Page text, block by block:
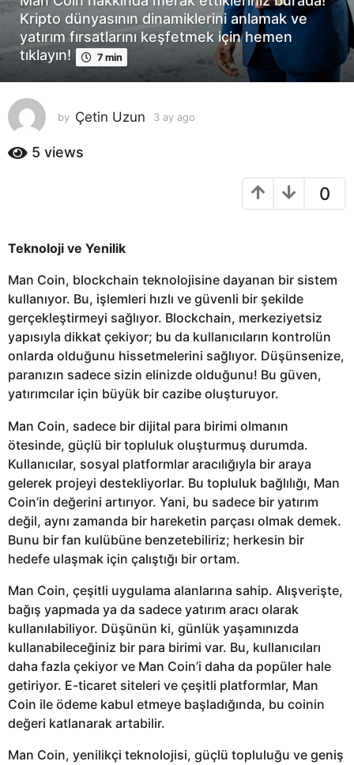
a
g
o
3
a
y
a
o
Kripto dünyasının dinamiklerini anlamak ve
yatırım fırsatlarını keşfetmek için hemen
tıklayın!
7 min
by Çetin Uzun 3 ay ago
5 views
0
Teknoloji ve Yenilik
Man Coin, blockchain teknolojisine dayanan bir sistem
kullanıyor. Bu, işlemleri hızlı ve güvenli bir şekilde
gerçekleştirmeyi sağlıyor. Blockchain, merkeziyetsiz
yapısıyla dikkat çekiyor; bu da kullanıcıların kontrolün
onlarda olduğunu hissetmelerini sağlıyor. Düşünsenize,
paranızın sadece sizin elinizde olduğunu! Bu güven,
yatırımcılar için büyük bir cazibe oluşturuyor.
Man Coin, sadece bir dijital para birimi olmanın
ötesinde, güçlü bir topluluk oluşturmuş durumda.
Kullanıcılar, sosyal platformlar aracılığıyla bir araya
gelerek projeyi destekliyorlar. Bu topluluk bağlılığı, Man
Coin’in değerini artırıyor. Yani, bu sadece bir yatırım
değil, aynı zamanda bir hareketin parçası olmak demek.
Bunu bir fan kulübüne benzetebiliriz; herkesin bir
hedefe ulaşmak için çalıştığı bir ortam.
Man Coin, çeşitli uygulama alanlarına sahip. Alışverişte,
bağış yapmada ya da sadece yatırım aracı olarak
kullanılabiliyor. Düşünün ki, günlük yaşamınızda
kullanabileceğiniz bir para birimi var. Bu, kullanıcıları
daha fazla çekiyor ve Man Coin’i daha da popüler hale
getiriyor. E-ticaret siteleri ve çeşitli platformlar, Man
Coin ile ödeme kabul etmeye başladığında, bu coinin
değeri katlanarak artabilir.
Man Coin, yenilikçi teknolojisi, güçlü topluluğu ve geniş